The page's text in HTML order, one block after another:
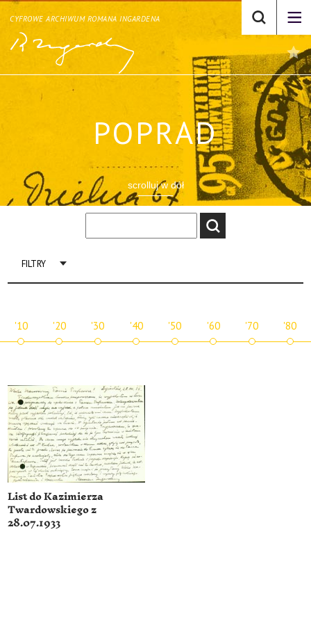
CYFROWE ARCHIWUM ROMANA INGARDENA
POPRAD
scrolluj w dół
FILTRY
'10 '20 '30 '40 '50 '60 '70 '80
List do Kazimierza
Twardowskiego z
28.07.1933